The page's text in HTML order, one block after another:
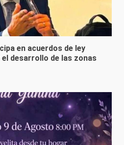
en acuerdos de ley
desarrollo de las zonas